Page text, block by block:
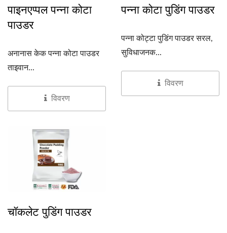
पाइनएप्पल पन्ना कोटा
पाउडर
अनानास केक पन्ना कोटा पाउडर
ताइवान...
विवरण
पन्ना कोटा पुडिंग पाउडर
पन्ना कोट्टा पुडिंग पाउडर सरल,
सुविधाजनक...
विवरण
चॉकलेट पुडिंग पाउडर